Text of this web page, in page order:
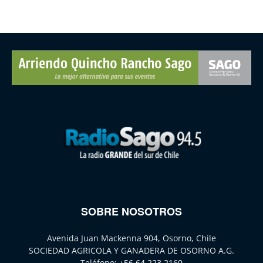
SOBRE NOSOTROS
Avenida Juan Mackenna 904, Osorno, Chile
SOCIEDAD AGRICOLA Y GANADERA DE OSORNO A.G.